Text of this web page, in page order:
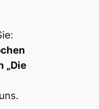
„Die